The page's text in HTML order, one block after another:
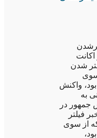
شدن
سوی
واکنش
به
جمهور در
فیلتر
از سوی